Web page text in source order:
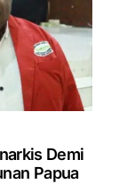
Demi
Papua